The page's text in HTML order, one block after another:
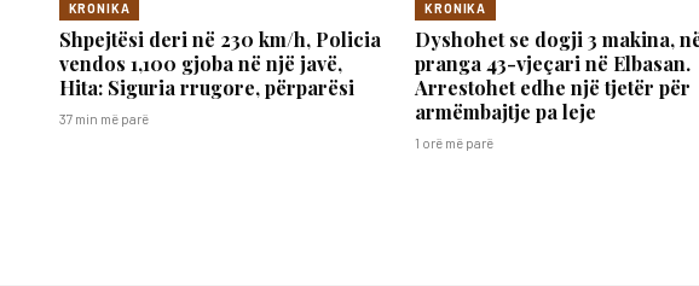
KRONIKA
Shpejtësi deri në 230 km/h, Policia
vendos 1,100 gjoba në një javë,
Hita: Siguria rrugore, përparësi
37 min më parë
KRONIKA
Dyshohet se dogji 3 makina,
pranga 43-vjeçari në Elbasan.
Arrestohet edhe një tjetër për
armëmbajtje pa leje
1 orë më parë